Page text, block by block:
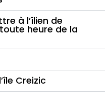
à l’îlien de
heure de la
Creizic